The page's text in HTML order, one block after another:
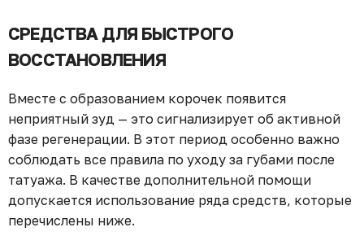
СРЕДСТВА ДЛЯ БЫСТРОГО
ВОССТАНОВЛЕНИЯ
Вместе с образованием корочек появится
неприятный зуд — это сигнализирует об активной
фазе регенерации. В этот период особенно важно
соблюдать все правила по уходу за губами после
татуажа. В качестве дополнительной помощи
допускается использование ряда средств, которые
перечислены ниже.